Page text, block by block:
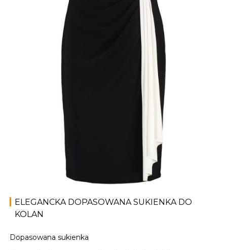
ELEGANCKA DOPASOWANA SUKIENKA DO
KOLAN
Dopasowana sukienka